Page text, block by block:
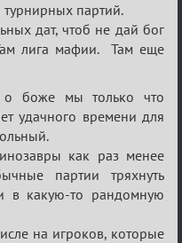
партий.
дат, чтоб не дай бог
лига мафии. Там еще
о боже мы только что
удачного времени для
как раз менее
партии тряхнуть
в какую-то рандомную
на игроков, которые